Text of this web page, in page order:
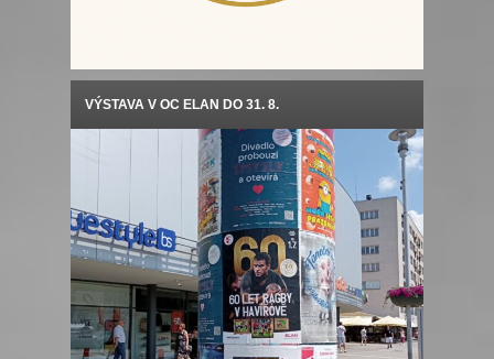
VÝSTAVA V OC ELAN DO 31. 8.